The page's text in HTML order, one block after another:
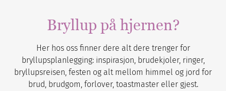
Bryllup på hjernen?
Her hos oss finner dere alt dere trenger for
bryllupsplanlegging: inspirasjon, brudekjoler, ringer,
bryllupsreisen, festen og alt mellom himmel og jord for
brud, brudgom, forlover, toastmaster eller gjest.